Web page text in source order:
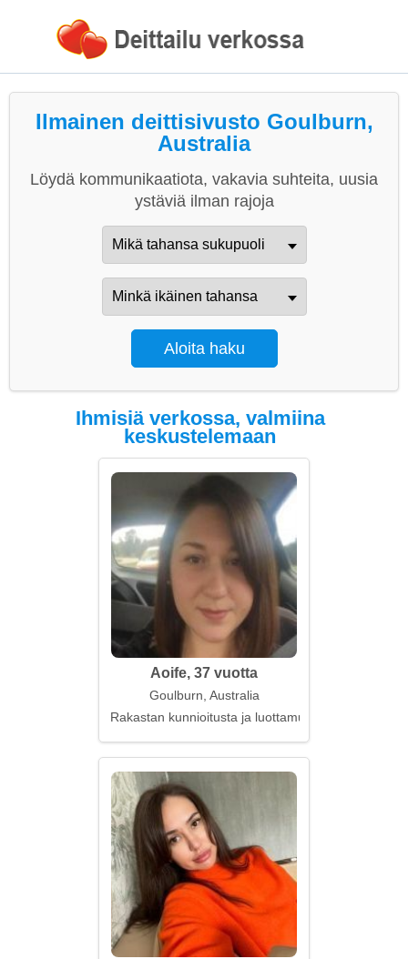
Ilmainen deittisivusto Goulburn,
Australia
Löydä kommunikaatiota, vakavia suhteita, uusia
ystäviä ilman rajoja
Ihmisiä verkossa, valmiina
keskustelemaan
Aoife, 37 vuotta
Goulburn, Australia
Rakastan kunnioitusta ja luottamusta